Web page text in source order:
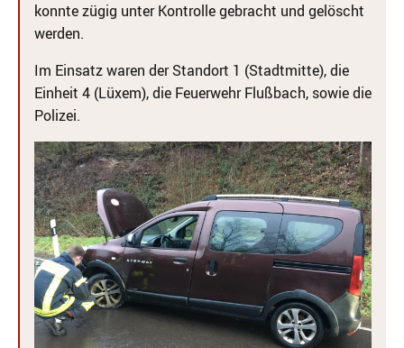
konnte zügig unter Kontrolle gebracht und gelöscht
werden.
Im Einsatz waren der Standort 1 (Stadtmitte), die
Einheit 4 (Lüxem), die Feuerwehr Flußbach, sowie die
Polizei.